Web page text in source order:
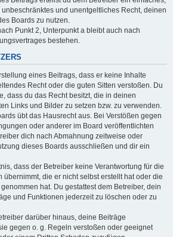
und unentgeltliches Recht, deinen
Boards zu nutzen.
Punkt 2, Unterpunkt a bleibt auch nach
bestehen.
eines Beitrags, dass er keine Inhalte
Recht oder die guten Sitten verstoßen. Du
dass du das Recht besitzt, die in deinen
Links und Bilder zu setzen bzw. zu verwenden.
übt das Hausrecht aus. Bei Verstößen gegen
oder anderer im Board veröffentlichten
dich nach Abmahnung zeitweise oder
dieses Boards ausschließen und dir ein
dass der Betreiber keine Verantwortung für die
übernimmt, die er nicht selbst erstellt hat oder die
hat. Du gestattest dem Betreiber, dein
und Funktionen jederzeit zu löschen oder zu
darüber hinaus, deine Beiträge
gegen o. g. Regeln verstoßen oder geeignet